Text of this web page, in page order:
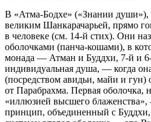
В «Атма-Бодхе» («Знании души»),
великим Шанкарачарьей, прямо
в человеке (см. 14-й стих). Они
оболочками (панча-кошами), в
монада — Атман и Буддхи, 7-й и
индивидуальная душа, — когда
(посредством авидьи, майи и
от Парабрахма. Первая оболочка,
«иллюзией высшего
принцип, объединенный с Буддхи,